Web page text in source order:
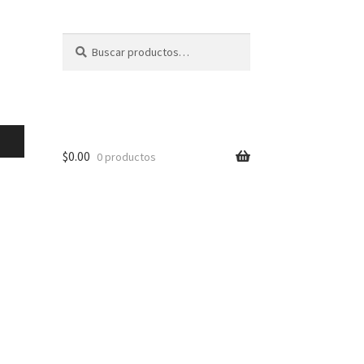
$0.00 0 productos